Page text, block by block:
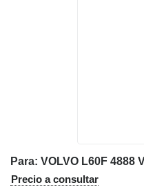
Precio a consultar